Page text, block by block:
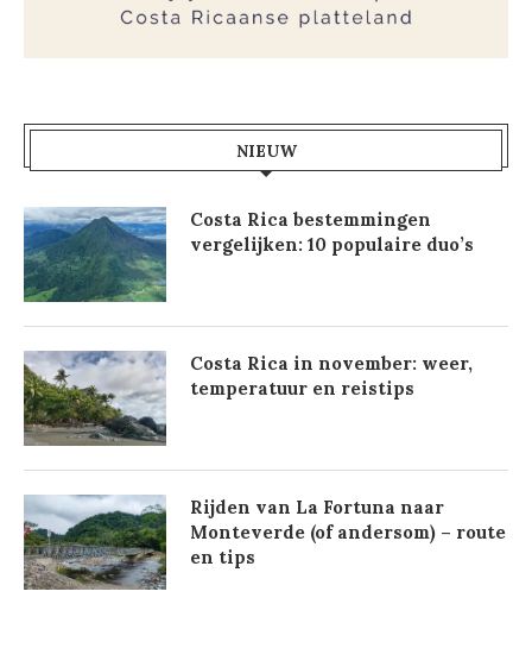
NIEUW
Costa Rica bestemmingen
vergelijken: 10 populaire duo’s
Costa Rica in november: weer,
temperatuur en reistips
Rijden van La Fortuna naar
Monteverde (of andersom) – route
en tips